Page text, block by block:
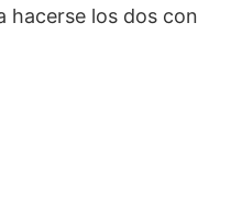
hacerse los dos con